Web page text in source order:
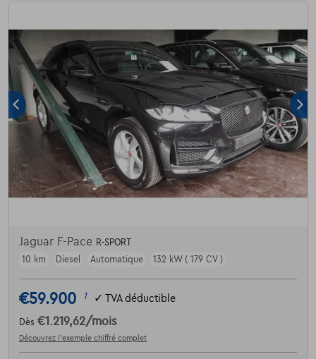
Jaguar F-Pace R-SPORT
10 km
Diesel Automatique 132 kW ( 179 CV )
€59.900 1 ✓ TVA déductible
Dès €1.219,62/mois
Découvrez l’exemple chiffré complet